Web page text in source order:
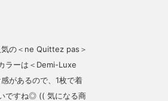
気の＜ne Quittez pas＞
ラーは＜Demi-Luxe
があるので、1枚で着
ですね◎ (( 気になる商